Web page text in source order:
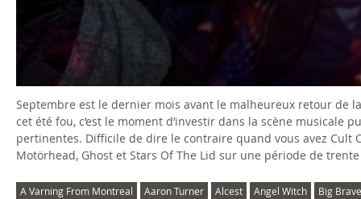
Septembre est le dernier mois avant le malheureux retour de
cet été fou, c’est le moment d’investir dans la scène musicale
pertinentes. Difficile de dire le contraire quand vous avez Cult
Motörhead, Ghost et Stars Of The Lid sur une période de
A Varning From Montreal Aaron Turner Alcest Angel Witch
Big Brave